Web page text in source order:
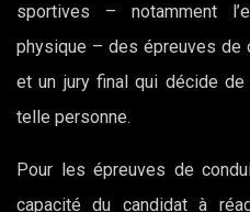
sportives – notamment
physique – des épreuves de
et un jury final qui décide
telle personne.
Pour les épreuves de
capacité du candidat à